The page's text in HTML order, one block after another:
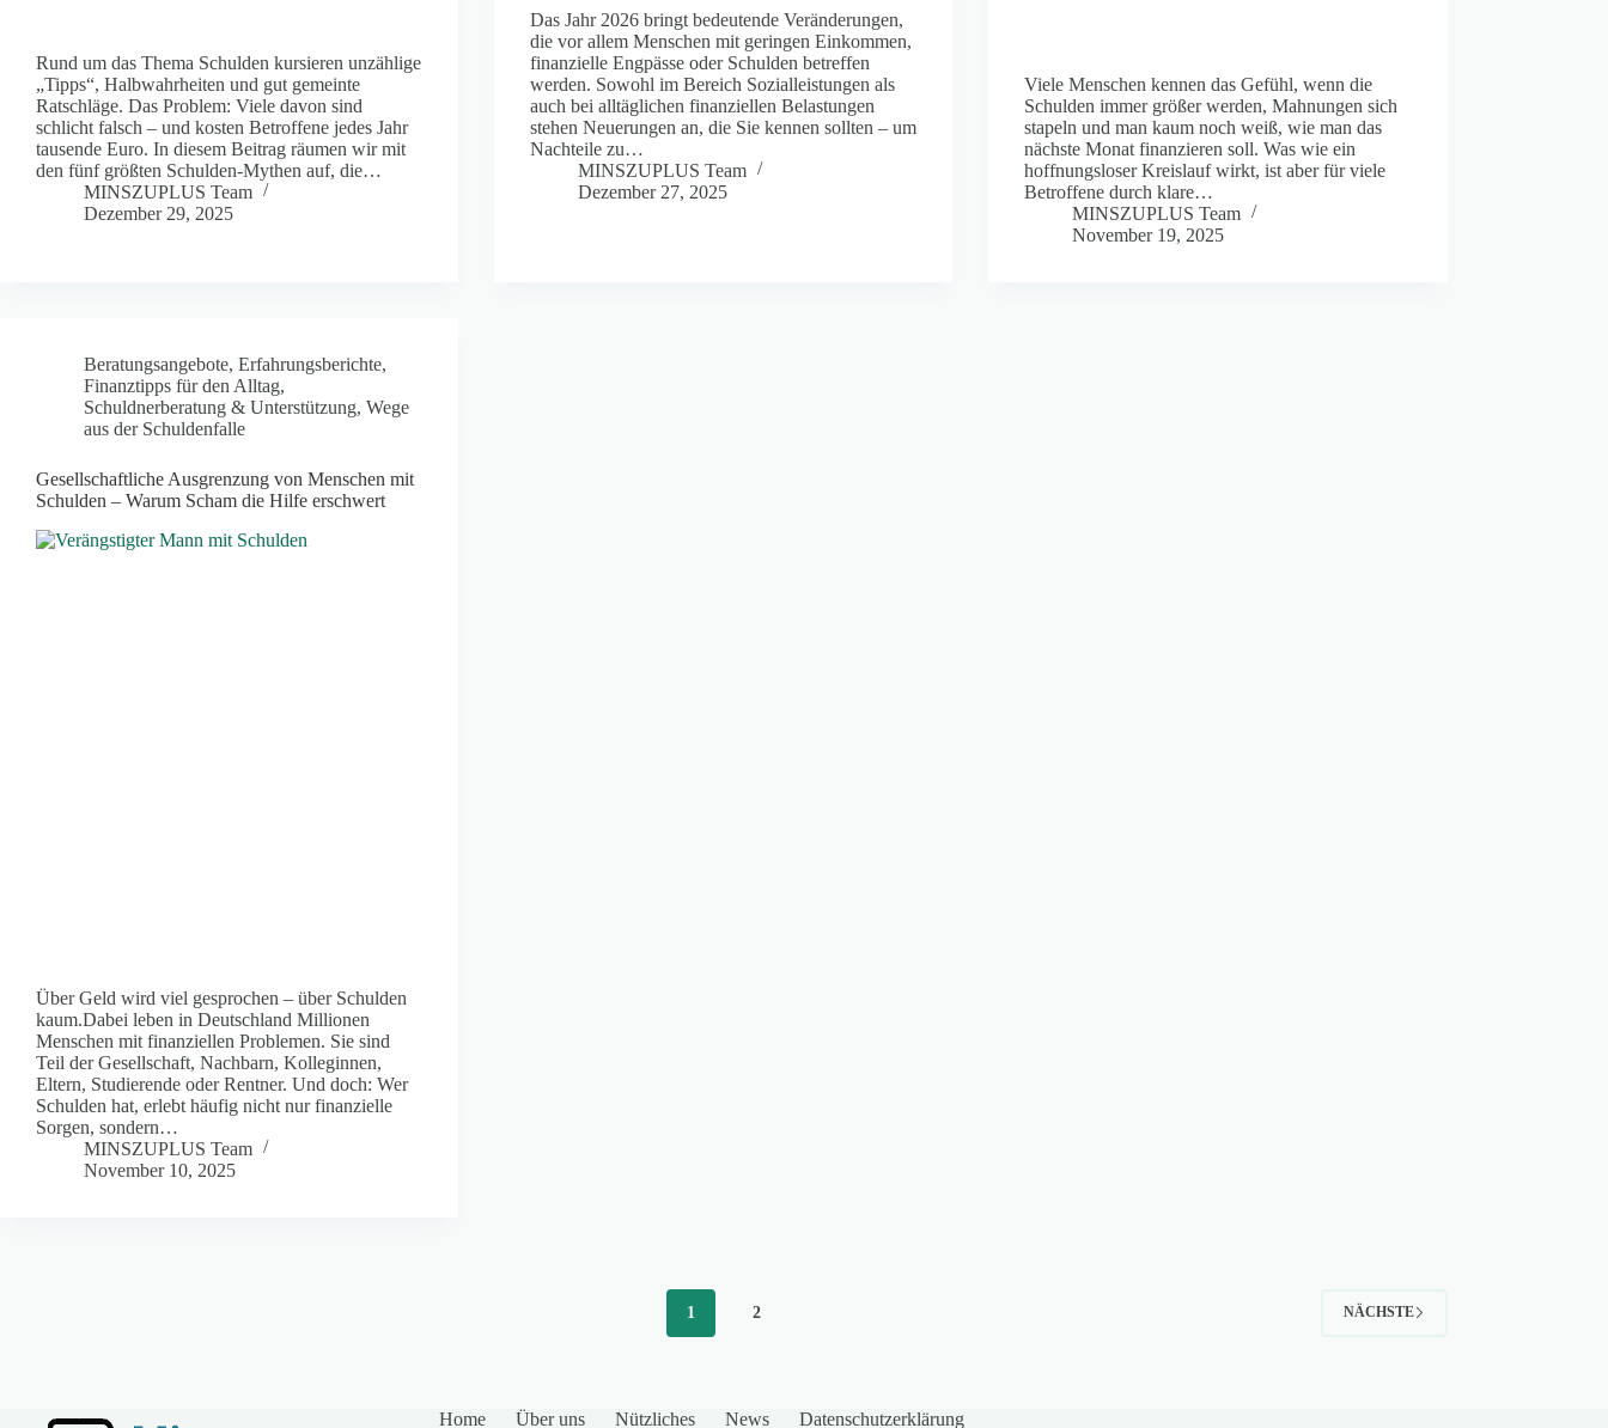
Rund um das Thema Schulden kursieren unzählige
„Tipps“, Halbwahrheiten und gut gemeinte
Ratschläge. Das Problem: Viele davon sind
schlicht falsch – und kosten Betroffene jedes Jahr
tausende Euro. In diesem Beitrag räumen wir mit
den fünf größten Schulden-Mythen auf, die…
MINSZUPLUS Team
Dezember 29, 2025
Das Jahr 2026 bringt bedeutende Veränderungen,
die vor allem Menschen mit geringen Einkommen,
finanzielle Engpässe oder Schulden betreffen
werden. Sowohl im Bereich Sozialleistungen als
auch bei alltäglichen finanziellen Belastungen
stehen Neuerungen an, die Sie kennen sollten – um
Nachteile zu…
MINSZUPLUS Team
Dezember 27, 2025
Viele Menschen kennen das Gefühl, wenn die
Schulden immer größer werden, Mahnungen sich
stapeln und man kaum noch weiß, wie man das
nächste Monat finanzieren soll. Was wie ein
hoffnungsloser Kreislauf wirkt, ist aber für viele
Betroffene durch klare…
MINSZUPLUS Team
November 19, 2025
Beratungsangebote, Erfahrungsberichte,
Finanztipps für den Alltag,
Schuldnerberatung & Unterstützung, Wege
aus der Schuldenfalle
Gesellschaftliche Ausgrenzung von Menschen mit
Schulden – Warum Scham die Hilfe erschwert
Über Geld wird viel gesprochen – über Schulden
kaum.Dabei leben in Deutschland Millionen
Menschen mit finanziellen Problemen. Sie sind
Teil der Gesellschaft, Nachbarn, Kolleginnen,
Eltern, Studierende oder Rentner. Und doch: Wer
Schulden hat, erlebt häufig nicht nur finanzielle
Sorgen, sondern…
MINSZUPLUS Team
November 10, 2025
1 2 NÄCHSTE
Home Über uns Nützliches News Datenschutzerklärung